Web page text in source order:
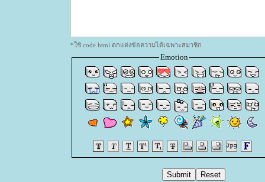
*ใช้ code html ตกแต่งข้อความได้เฉพาะสมาชิก
Emotion